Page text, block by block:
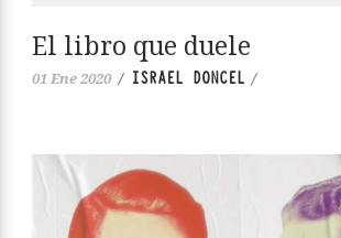
El libro que duele
01 Ene 2020 / ISRAEL DONCEL /